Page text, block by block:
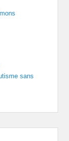
sans